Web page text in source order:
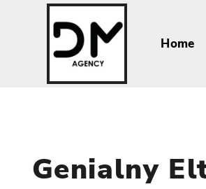
Home
Genialny